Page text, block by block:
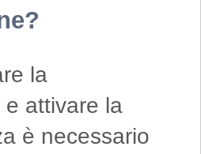
la
e attivare la
è necessario